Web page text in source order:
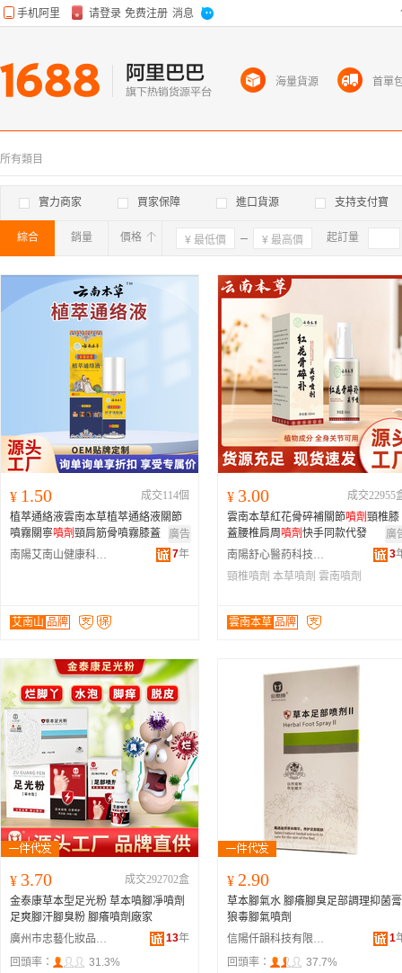
所有類目
實力商家 買家保障 進口貨源 支持支付寶
綜合 銷量 價格 確定 起訂量
¥ 1.50
成交114個
植萃通絡液雲南本草植萃通絡液關節
噴霧關寧噴劑頸肩筋骨噴霧膝蓋
廣告
南陽艾南山健康科技有限公司
7年
艾南山 品牌
¥ 3.00
成交22955
雲南本草紅花骨碎補關節噴劑頸椎膝
蓋腰椎肩周噴劑快手同款代發
廣
南陽舒心醫葯科技有限公司
3
頸椎噴劑 本草噴劑 雲南噴劑
雲南本草 品牌
¥ 3.70
成交292702盒
金泰康草本型足光粉 草本噴腳凈噴劑
足爽腳汗腳臭粉 腳癢噴劑廠家
廣州市忠藝化妝品有限公司
13年
回頭率：
31.3%
¥ 2.90
草本腳氣水 腳癢腳臭足部調理抑菌膏
狼毒腳氣噴劑
信陽仟韻科技有限公司
1
回頭率：
37.7%
海量貨源 首單